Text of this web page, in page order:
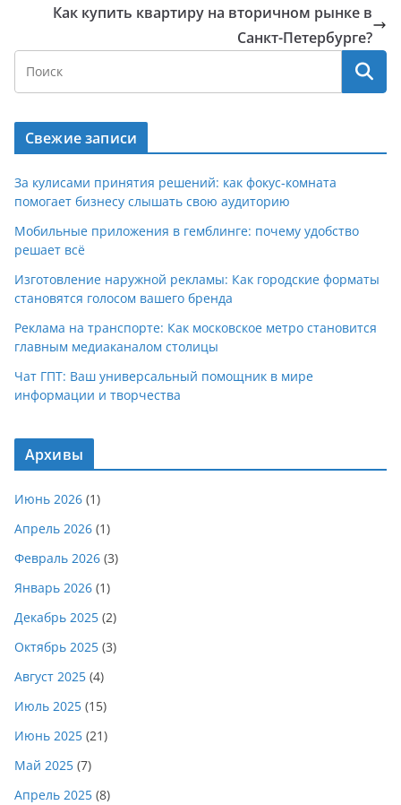
Как купить квартиру на вторичном рынке в
Санкт-Петербурге?
Свежие записи
За кулисами принятия решений: как фокус-комната
помогает бизнесу слышать свою аудиторию
Мобильные приложения в гемблинге: почему удобство
решает всё
Изготовление наружной рекламы: Как городские форматы
становятся голосом вашего бренда
Реклама на транспорте: Как московское метро становится
главным медиаканалом столицы
Чат ГПТ: Ваш универсальный помощник в мире
информации и творчества
Архивы
Июнь 2026 (1)
Апрель 2026 (1)
Февраль 2026 (3)
Январь 2026 (1)
Декабрь 2025 (2)
Октябрь 2025 (3)
Август 2025 (4)
Июль 2025 (15)
Июнь 2025 (21)
Май 2025 (7)
Апрель 2025 (8)